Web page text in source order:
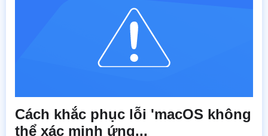
Cách khắc phục lỗi 'macOS không
thể xác minh ứng...